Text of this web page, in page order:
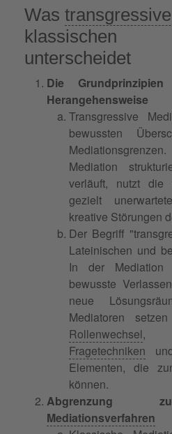
Was
unterscheidet
Die
Herangehensweise
Transgressive
bewussten
Mediation
verläuft, nutzt die
gezielt
kreative Störungen
Der Begriff
Lateinischen und
In der Mediation
bewusste
neue
Mediatoren
Rollenwechsel,
Fragetechniken
Elementen, die
können.
Abgrenzung
Mediationsverfahren